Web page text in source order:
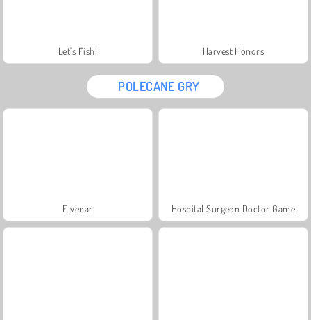
Let's Fish! Harvest Honors
POLECANE GRY
Elvenar Hospital Surgeon Doctor Game